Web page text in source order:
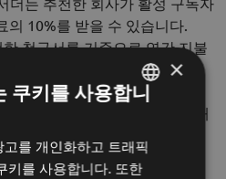
의 10%를 받을 수 있습니다.
청구서를 기준으로 연간 지불
금은 100%로 앰배서더에게
비스 제공업체의 은행 계좌로
급됩니다. 연간 수수료는 첫 해
할 수 있습니다. 구독 기간이 1
불가능합니다.
영어
×
쿠키를 사용합니
를 개인화하고 트래픽
키를 사용합니다. 또한